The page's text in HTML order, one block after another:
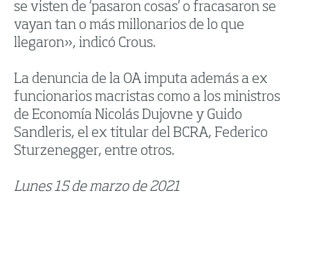
se visten de ‘pasaron cosas’ o fracasaron se
vayan tan o más millonarios de lo que
llegaron», indicó Crous.
La denuncia de la OA imputa además a ex
funcionarios macristas como a los ministros
de Economía Nicolás Dujovne y Guido
Sandleris, el ex titular del BCRA, Federico
Sturzenegger, entre otros.
Lunes 15 de marzo de 2021